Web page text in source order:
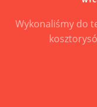
Wykonaliśmy do